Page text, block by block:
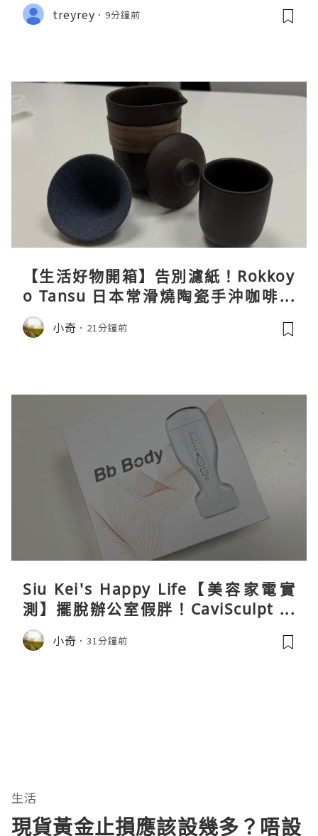
treyrey 9分鐘前
【生活好物開箱】告別濾紙！Rokkoy
o Tansu 日本常滑燒陶瓷手沖咖啡組
親身試用＆真實評價
小奇 21分鐘前
Siu Kei's Happy Life【美容家電實
測】擺脫辦公室假胖！CaviSculpt 新
一代72W高能超聲波體雕儀親身試用＆
真實評價
小奇 31分鐘前
生活
現貨黃金止損應該設幾多？唔設